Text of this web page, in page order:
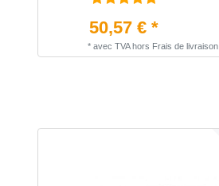
50,57 € *
* avec TVAhors Frais de livraison